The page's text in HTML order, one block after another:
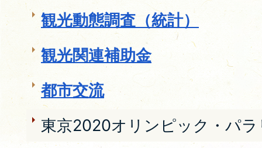
観光動態調査（統計）
観光関連補助金
都市交流
東京2020オリンピック・パ